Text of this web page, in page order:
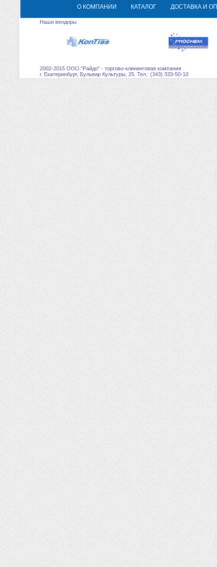
О КОМПАНИИ КАТАЛОГ ДОСТАВКА И
Наши вендоры
2002-2015 ООО "Райдо" - торгово-клининговая компания
г. Екатеринбург, Бульвар Культуры, 25. Тел.: (343) 333-50-10